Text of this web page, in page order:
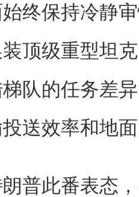
终保持冷静
顶级重型坦
队的任务差
送效率和地
普此番表态